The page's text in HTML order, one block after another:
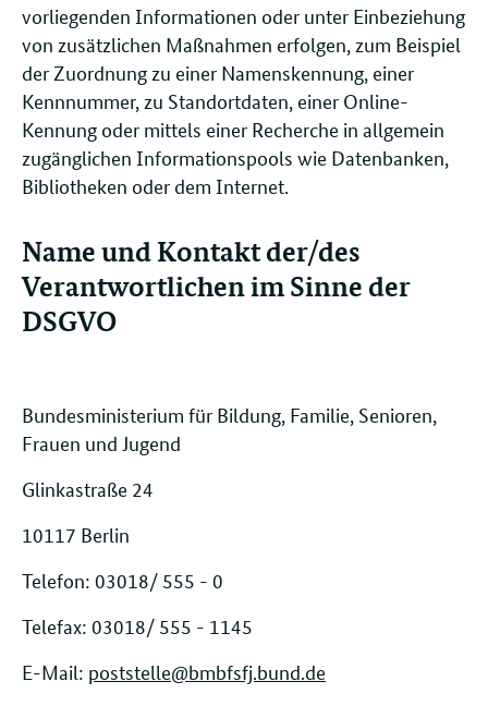
vorliegenden Informationen oder unter Einbeziehung
von zusätzlichen Maßnahmen erfolgen, zum Beispiel
der Zuordnung zu einer Namenskennung, einer
Kennnummer, zu Standortdaten, einer Online-
Kennung oder mittels einer Recherche in allgemein
zugänglichen Informationspools wie Datenbanken,
Bibliotheken oder dem Internet.
Name und Kontakt der/des
Verantwortlichen im Sinne der
DSGVO
Bundesministerium für Bildung, Familie, Senioren,
Frauen und Jugend
Glinkastraße 24
10117 Berlin
Telefon: 03018/ 555 - 0
Telefax: 03018/ 555 - 1145
E-Mail: poststelle@bmbfsfj.bund.de